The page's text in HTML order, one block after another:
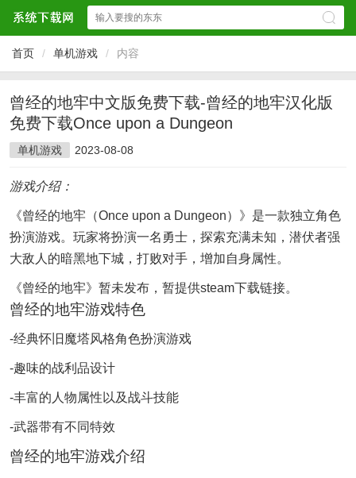
首页 / 单机游戏 / 内容
曾经的地牢中文版免费下载-曾经的地牢汉化版
免费下载Once upon a Dungeon
单机游戏 2023-08-08
游戏介绍：
《曾经的地牢（Once upon a Dungeon）》是一款独立角色
扮演游戏。玩家将扮演一名勇士，探索充满未知，潜伏者强
大敌人的暗黑地下城，打败对手，增加自身属性。
《曾经的地牢》暂未发布，暂提供steam下载链接。
曾经的地牢游戏特色
-经典怀旧魔塔风格角色扮演游戏
-趣味的战利品设计
-丰富的人物属性以及战斗技能
-武器带有不同特效
曾经的地牢游戏介绍